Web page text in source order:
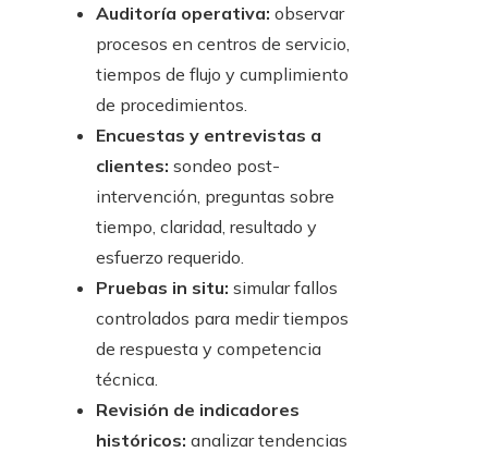
Auditoría operativa: observar
procesos en centros de servicio,
tiempos de flujo y cumplimiento
de procedimientos.
Encuestas y entrevistas a
clientes: sondeo post-
intervención, preguntas sobre
tiempo, claridad, resultado y
esfuerzo requerido.
Pruebas in situ: simular fallos
controlados para medir tiempos
de respuesta y competencia
técnica.
Revisión de indicadores
históricos: analizar tendencias